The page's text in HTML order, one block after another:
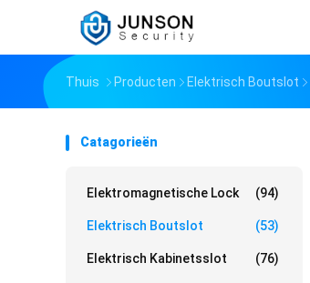
Thuis Producten Elektrisch Boutslot
Catagorieën
Elektromagnetische Lock (94)
Elektrisch Boutslot (53)
Elektrisch Kabinetsslot (76)